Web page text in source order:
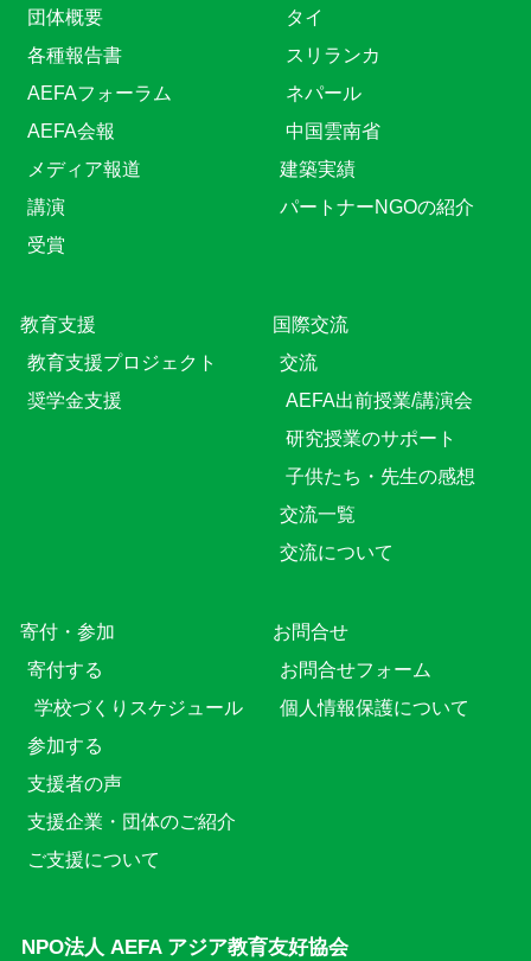
団体概要
各種報告書
AEFAフォーラム
AEFA会報
メディア報道
講演
受賞
タイ
スリランカ
ネパール
中国雲南省
建築実績
パートナーNGOの紹介
教育⽀援
教育⽀援プロジェクト
奨学金支援
国際交流
交流
AEFA出前授業/講演会
研究授業のサポート
子供たち・先生の感想
交流一覧
交流について
寄付・参加
寄付する
学校づくりスケジュール
参加する
支援者の声
支援企業・団体のご紹介
ご支援について
お問合せ
お問合せフォーム
個人情報保護について
NPO法人 AEFA アジア教育友好協会